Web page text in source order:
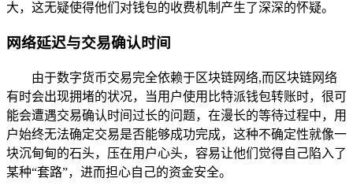
大，这无疑使得他们对钱包的收费机制产生了深深的怀疑。
网络延迟与交易确认时间
由于数字货币交易完全依赖于区块链网络,而区块链网络
有时会出现拥堵的状况，当用户使用比特派钱包转账时，很可
能会遭遇交易确认时间过长的问题，在漫长的等待过程中，用
户始终无法确定交易是否能够成功完成，这种不确定性就像一
块沉甸甸的石头，压在用户心头，容易让他们觉得自己陷入了
某种“套路”，进而担心自己的资金安全。